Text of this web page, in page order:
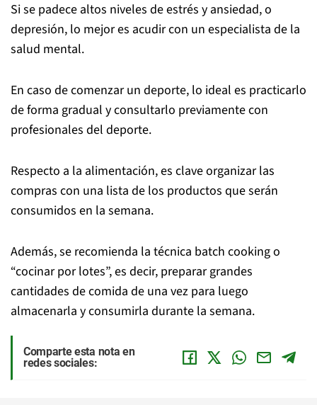
Si se padece altos niveles de estrés y ansiedad, o
depresión, lo mejor es acudir con un especialista de la
salud mental.
En caso de comenzar un deporte, lo ideal es practicarlo
de forma gradual y consultarlo previamente con
profesionales del deporte.
Respecto a la alimentación, es clave organizar las
compras con una lista de los productos que serán
consumidos en la semana.
Además, se recomienda la técnica batch cooking o
“cocinar por lotes”, es decir, preparar grandes
cantidades de comida de una vez para luego
almacenarla y consumirla durante la semana.
Comparte esta nota en
redes sociales: